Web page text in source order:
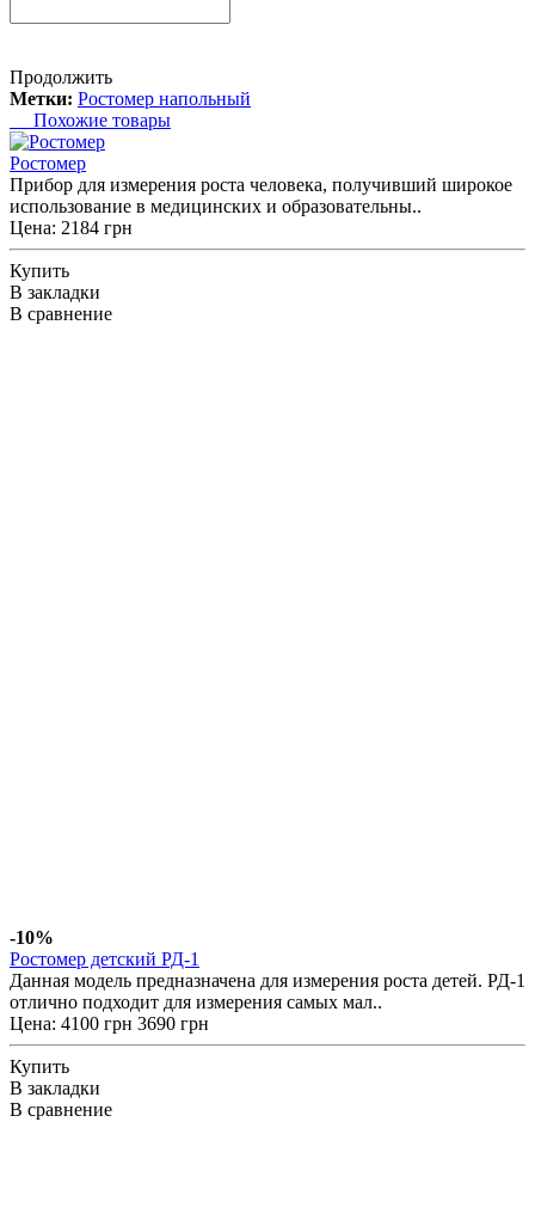
Продолжить
Метки: Ростомер напольный
Похожие товары
Ростомер
Прибор для измерения роста человека, получивший широкое
использование в медицинских и образовательны..
Цена: 2184 грн
Купить
В закладки
В сравнение
-10%
Ростомер детский РД-1
Данная модель предназначена для измерения роста детей. РД-1
отлично подходит для измерения самых мал..
Цена: 4100 грн 3690 грн
Купить
В закладки
В сравнение